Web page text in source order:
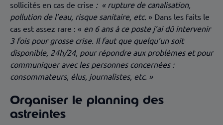
sollicités en cas de crise : « rupture de canalisation,
pollution de l’eau, risque sanitaire, etc. » Dans les faits le
cas est assez rare : « en 6 ans à ce poste j’ai dû intervenir
3 fois pour grosse crise. Il faut que quelqu’un soit
disponible, 24h/24, pour répondre aux problèmes et pour
communiquer avec les personnes concernées :
consommateurs, élus, journalistes, etc. »
Organiser le planning des
astreintes